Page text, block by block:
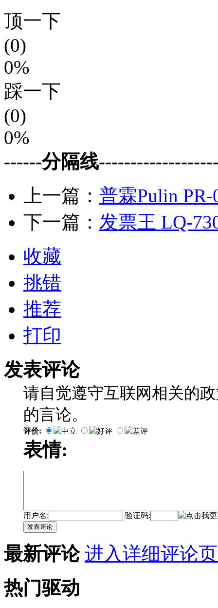
顶一下
(0)
0%
踩一下
(0)
0%
------分隔线
上一篇： 普霖Pulin
下一篇： 发票王 LQ-
收藏
挑错
推荐
打印
发表评论
请自觉遵守互联网相关的
的言论。
评价: 中立 好评 差评
表情:
用户名: 验证码:
发表评论
最新评论 进入详细评论
热门驱动